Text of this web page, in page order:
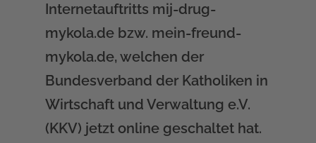
Internetauftritts mij-drug-
mykola.de bzw. mein-freund-
mykola.de, welchen der
Bundesverband der Katholiken in
Wirtschaft und Verwaltung e.V.
(KKV) jetzt online geschaltet hat.